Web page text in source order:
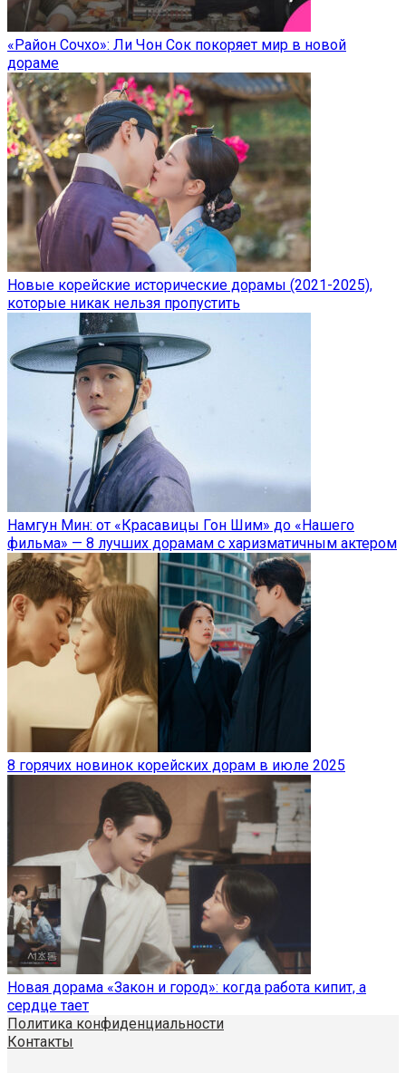
«Район Сочхо»: Ли Чон Сок покоряет мир в новой
дораме
Новые корейские исторические дорамы (2021-2025),
которые никак нельзя пропустить
Намгун Мин: от «Красавицы Гон Шим» до «Нашего
фильма» — 8 лучших дорамам с харизматичным актером
8 горячих новинок корейских дорам в июле 2025
Новая дорама «Закон и город»: когда работа кипит, а
сердце тает
Политика конфиденциальности
Контакты